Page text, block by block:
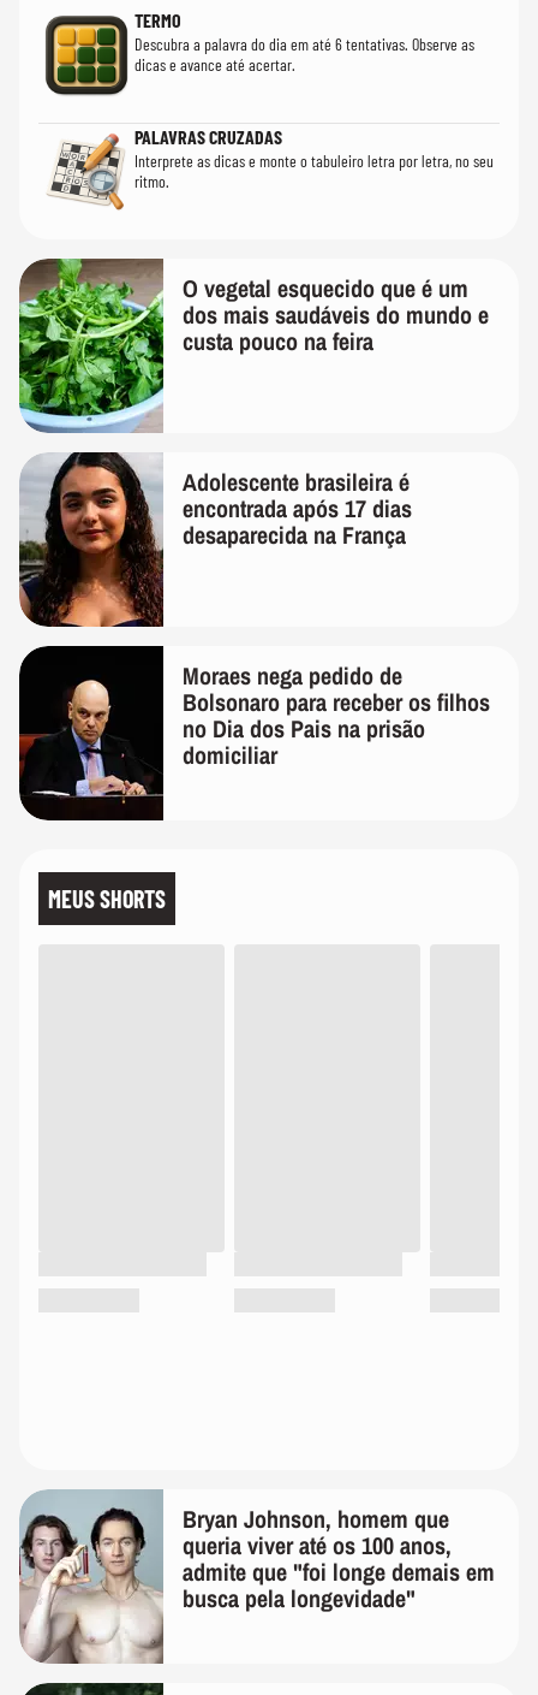
TERMO
Descubra a palavra do dia em até 6 tentativas. Observe as
dicas e avance até acertar.
PALAVRAS CRUZADAS
Interprete as dicas e monte o tabuleiro letra por letra, no seu
ritmo.
O vegetal esquecido que é um
dos mais saudáveis do mundo e
custa pouco na feira
Adolescente brasileira é
encontrada após 17 dias
desaparecida na França
Moraes nega pedido de
Bolsonaro para receber os filhos
no Dia dos Pais na prisão
domiciliar
MEUS SHORTS
Bryan Johnson, homem que
queria viver até os 100 anos,
admite que "foi longe demais em
busca pela longevidade"